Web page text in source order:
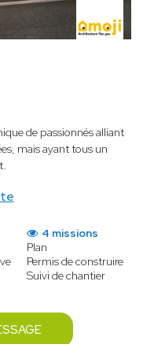
de passionnés alliant
mais ayant tous un
4 missions
Plan
Permis de construire
Suivi de chantier